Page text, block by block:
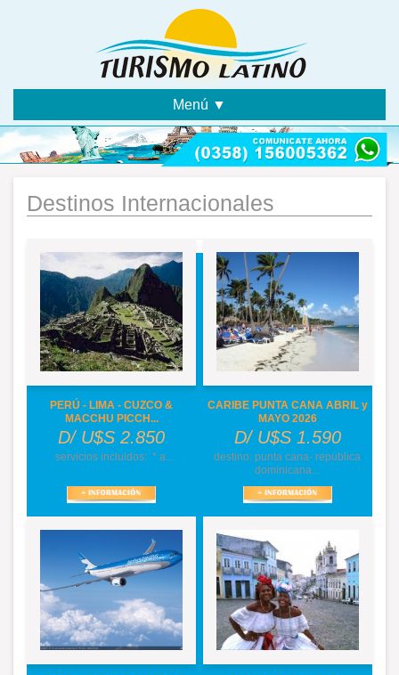
Menú ▼
Destinos Internacionales
PERÚ - LIMA - CUZCO &
MACCHU PICCH...
D/ U$S 2.850
servicios incluidos: * a...
CARIBE PUNTA CANA ABRIL y
MAYO 2026
D/ U$S 1.590
destino: punta cana- republica
dominicana...